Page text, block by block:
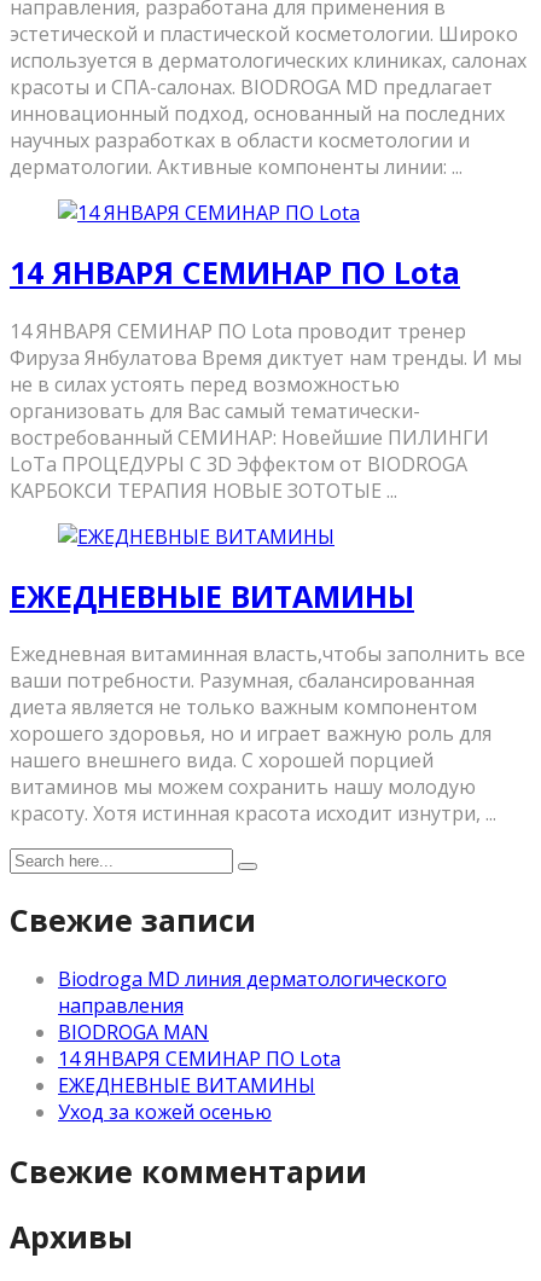
направления, разработана для применения в
эстетической и пластической косметологии. Широко
используется в дерматологических клиниках, салонах
красоты и СПА-салонах. BIODROGA MD предлагает
инновационный подход, основанный на последних
научных разработках в области косметологии и
дерматологии. Активные компоненты линии: ...
14 ЯНВАРЯ СЕМИНАР ПО Lota
14 ЯНВАРЯ СЕМИНАР ПО Lota проводит тренер
Фируза Янбулатова Время диктует нам тренды. И мы
не в силах устоять перед возможностью
организовать для Вас самый тематически-
востребованный СЕМИНАР: Новейшие ПИЛИНГИ
LоTа ПРОЦЕДУРЫ С 3D Эффектом от BIODROGA
КАРБОКСИ ТЕРАПИЯ НОВЫЕ ЗОТОТЫЕ ...
ЕЖЕДНЕВНЫЕ ВИТАМИНЫ
Ежедневная витаминная власть,чтобы заполнить все
ваши потребности. Разумная, сбалансированная
диета является не только важным компонентом
хорошего здоровья, но и играет важную роль для
нашего внешнего вида. С хорошей порцией
витаминов мы можем сохранить нашу молодую
красоту. Хотя истинная красота исходит изнутри, ...
Свежие записи
Biodroga MD линия дерматологического
направления
BIODROGA MAN
14 ЯНВАРЯ СЕМИНАР ПО Lota
ЕЖЕДНЕВНЫЕ ВИТАМИНЫ
Уход за кожей осенью
Свежие комментарии
Архивы